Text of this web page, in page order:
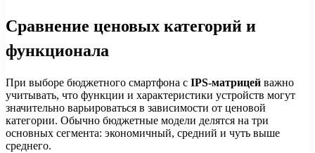
Сравнение ценовых категорий и
функционала
При выборе бюджетного смартфона с IPS-матрицей важно
учитывать, что функции и характеристики устройств могут
значительно варьироваться в зависимости от ценовой
категории. Обычно бюджетные модели делятся на три
основных сегмента: экономичный, средний и чуть выше
среднего.